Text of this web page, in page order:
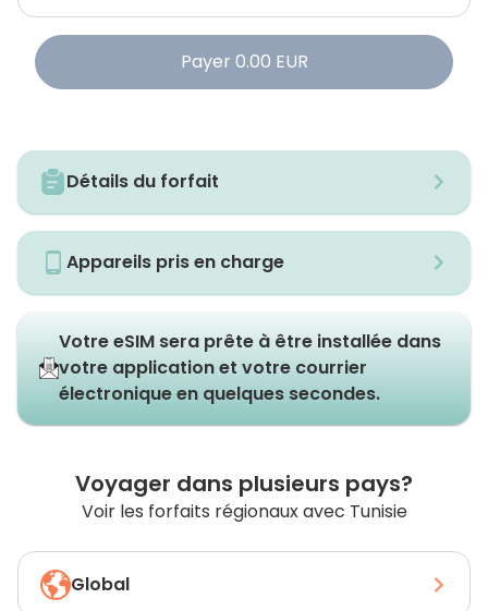
Payer 0.00 EUR
Détails du forfait
Appareils pris en charge
Votre eSIM sera prête à être installée dans
votre application et votre courrier
électronique en quelques secondes.
Voyager dans plusieurs pays?
Voir les forfaits régionaux avec Tunisie
Global